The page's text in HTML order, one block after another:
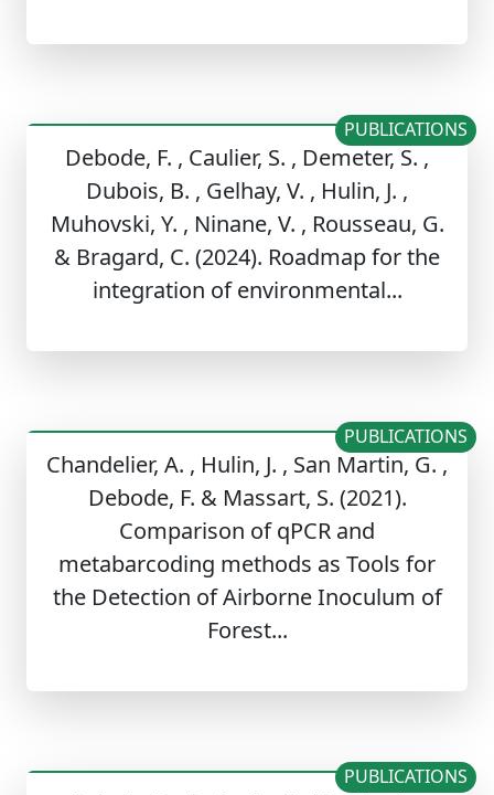
Debode, F. , Caulier, S. , Demeter, S. ,
Dubois, B. , Gelhay, V. , Hulin, J. ,
Muhovski, Y. , Ninane, V. , Rousseau, G.
& Bragard, C. (2024). Roadmap for the
integration of environmental...
PUBLICATIONS
Chandelier, A. , Hulin, J. , San Martin, G. ,
Debode, F. & Massart, S. (2021).
Comparison of qPCR and
metabarcoding methods as Tools for
the Detection of Airborne Inoculum of
Forest...
PUBLICATIONS
PUBLICATIONS